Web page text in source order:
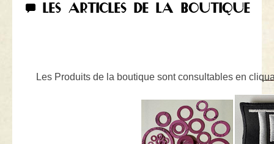
LES ARTICLES DE LA BOUTIQUE
Les Produits de la boutique sont consultables en